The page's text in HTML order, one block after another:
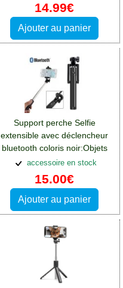
14.99€
Ajouter au panier
Support perche Selfie
extensible avec déclencheur
bluetooth coloris noir:Objets
connectés Motorola Moto
E32S
accessoire en stock
15.00€
Ajouter au panier